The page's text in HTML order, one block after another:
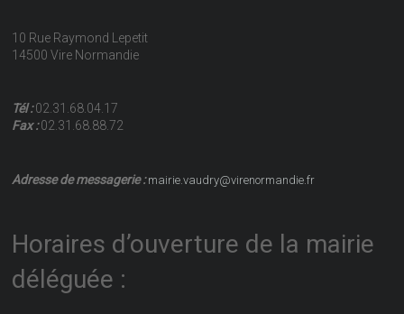
10 Rue Raymond Lepetit
14500 Vire Normandie
Tél :02.31.68.04.17
Fax :02.31.68.88.72
Adresse de messagerie :mairie.vaudry@virenormandie.fr
Horaires d’ouverture de la mairie
déléguée :